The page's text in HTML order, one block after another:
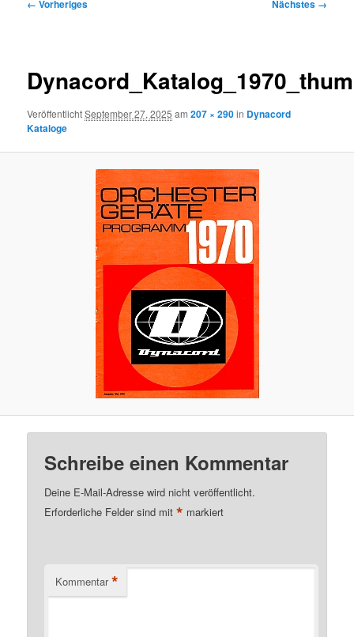
← Vorheriges Nächstes →
VeröffentlichtSeptember 27, 2025 am207 × 290in Dynacord
Kataloge
Schreibe einen Kommentar
Deine E-Mail-Adresse wird nicht veröffentlicht.
Erforderliche Felder sind mit* markiert
Kommentar *